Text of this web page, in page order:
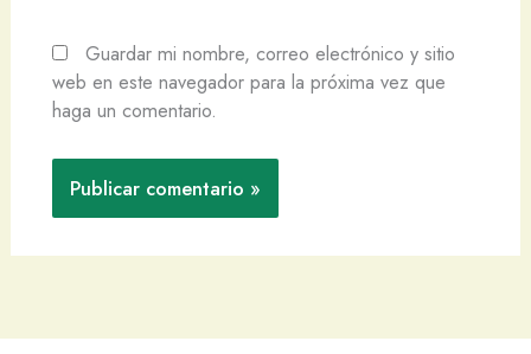
Guardar mi nombre, correo electrónico y sitio
web en este navegador para la próxima vez que
haga un comentario.